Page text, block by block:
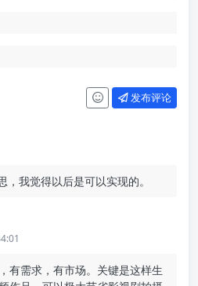
发布评论
，我觉得以后是可以实现的。
有需求，有市场。关键是这样生